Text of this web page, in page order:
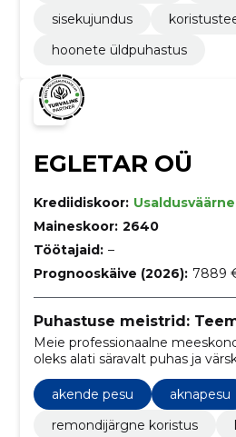
sisekujundus
hoonete üldpuhastus
EGLETAR OÜ
Krediidiskoor: Usaldusväärne
Maineskoor: 2640
Töötajaid: –
Prognooskäive (2026): 7889
Puhastuse meistrid:
Meie professionaalne
oleks alati säravalt puhas ja
akende pesu
aknapesu
remondijärgne koristus